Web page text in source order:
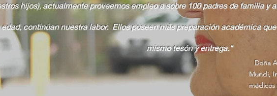
hijos), actualmente proveemos empleo a sobre 100 padres de familia y
edad, continúan nuestra labor. Ellos poseen más preparación académica
mismo tesón y entrega."
Doña
Mundi,